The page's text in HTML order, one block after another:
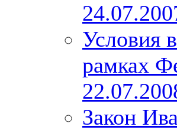
Условия
рамках
Закон